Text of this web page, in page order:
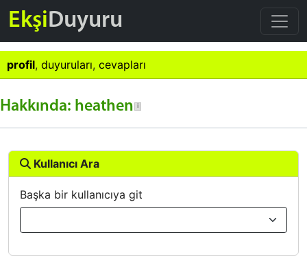
EkşiDuyuru
profil, duyuruları, cevapları
Hakkında: heathen
Kullanıcı Ara
Başka bir kullanıcıya git